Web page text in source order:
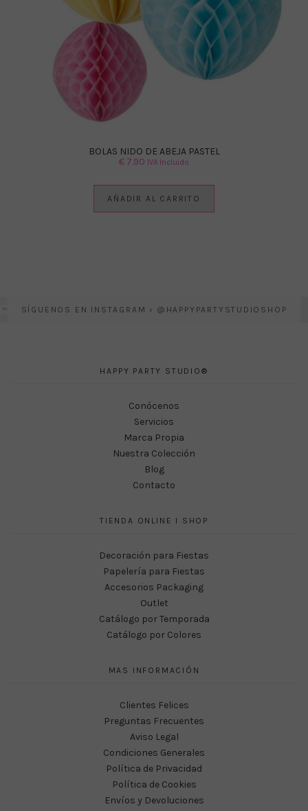
BOLAS NIDO DE ABEJA PASTEL
€ 7.90 IVA Incluido
AÑADIR AL CARRITO
SÍGUENOS EN INSTAGRAM › @HAPPYPARTYSTUDIOSHOP
HAPPY PARTY STUDIO®
Conócenos
Servicios
Marca Propia
Nuestra Colección
Blog
Contacto
TIENDA ONLINE I SHOP
Decoración para Fiestas
Papelería para Fiestas
Accesorios Packaging
Outlet
Catálogo por Temporada
Catálogo por Colores
MAS INFORMACIÓN
Clientes Felices
Preguntas Frecuentes
Aviso Legal
Condiciones Generales
Política de Privacidad
Política de Cookies
Envíos y Devoluciones